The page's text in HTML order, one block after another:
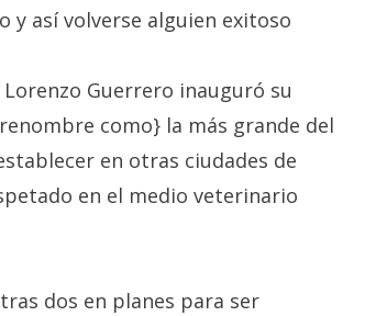
así volverse alguien exitoso
Guerrero inauguró su
como} la más grande del
en otras ciudades de
en el medio veterinario
dos en planes para ser